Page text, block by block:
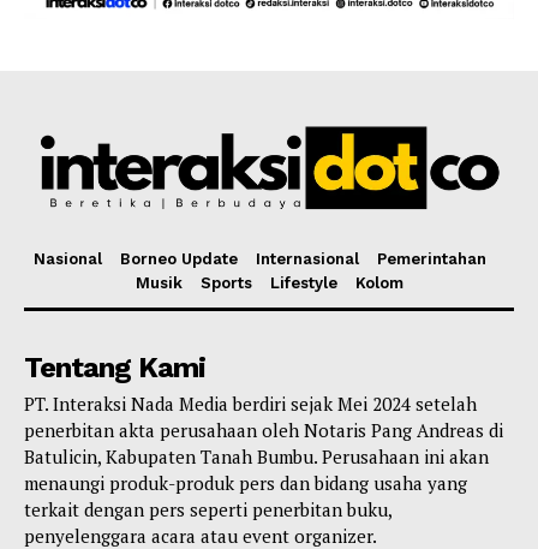
Nasional Borneo Update Internasional
Pemerintahan
Musik
Sports Lifestyle Kolom
Tentang Kami
PT. Interaksi Nada Media berdiri sejak Mei 2024 setelah
penerbitan akta perusahaan oleh Notaris Pang Andreas di
Batulicin, Kabupaten Tanah Bumbu. Perusahaan ini akan
menaungi produk-produk pers dan bidang usaha yang
terkait dengan pers seperti penerbitan buku,
penyelenggara acara atau event organizer.